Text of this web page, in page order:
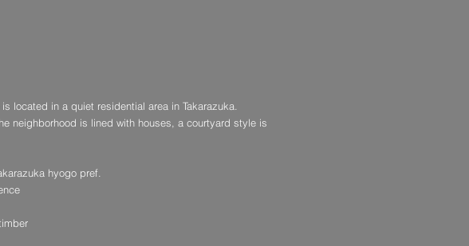
located in a quiet residential area in Takarazuka.
neighborhood is lined with houses, a courtyard style is
hyogo pref.